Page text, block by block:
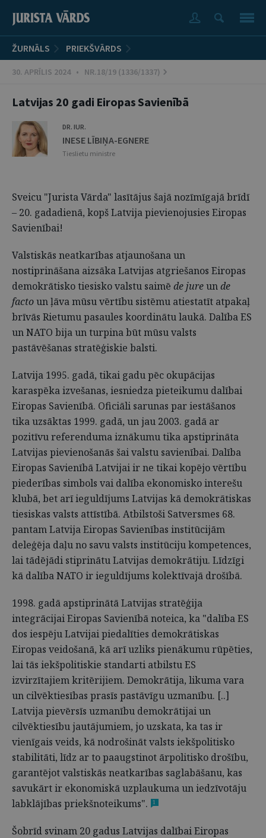
ŽURNĀLS PRIEKŠVĀRDS
30. APRĪLIS 2024 • NR.18/19 (1336/1337)
Latvijas 20 gadi Eiropas Savienībā
DR. IUR.
INESE LĪBIŅA-EGNERE
Tieslietu ministre
Sveicu "Jurista Vārda" lasītājus šajā nozīmīgajā brīdī
– 20. gadadienā, kopš Latvija pievienojusies Eiropas
Savienībai!
Valstiskās neatkarības atjaunošana un
nostiprināšana aizsāka Latvijas atgriešanos Eiropas
demokrātisko tiesisko valstu saimē de jureunde
factoun ļāva mūsu vērtību sistēmu atiestatīt atpakaļ
brīvās Rietumu pasaules koordinātu laukā. Dalība ES
un NATO bija un turpina būt mūsu valsts
pastāvēšanas stratēģiskie balsti.
Latvija 1995. gadā, tikai gadu pēc okupācijas
karaspēka izvešanas, iesniedza pieteikumu dalībai
Eiropas Savienībā. Oficiāli sarunas par iestāšanos
tika uzsāktas 1999. gadā, un jau 2003. gadā ar
pozitīvu referenduma iznākumu tika apstiprināta
Latvijas pievienošanās šai valstu savienībai. Dalība
Eiropas Savienībā Latvijai ir ne tikai kopējo vērtību
piederības simbols vai dalība ekonomisko interešu
klubā, bet arī ieguldījums Latvijas kā demokrātiskas
tiesiskas valsts attīstībā. Atbilstoši Satversmes 68.
pantam Latvija Eiropas Savienības institūcijām
deleģēja daļu no savu valsts institūciju kompetences,
lai tādējādi stiprinātu Latvijas demokrātiju. Līdzīgi
kā dalība NATO ir ieguldījums kolektīvajā drošībā.
1998. gadā apstiprinātā Latvijas stratēģija
integrācijai Eiropas Savienībā noteica, ka "dalība ES
dos iespēju Latvijai piedalīties demokrātiskas
Eiropas veidošanā, kā arī uzliks pienākumu rūpēties,
lai tās iekšpolitiskie standarti atbilstu ES
izvirzītajiem kritērijiem. Demokrātija, likuma vara
un cilvēktiesības prasīs pastāvīgu uzmanību. [..]
Latvija pievērsīs uzmanību demokrātijai un
cilvēktiesību jautājumiem, jo uzskata, ka tas ir
vienīgais veids, kā nodrošināt valsts iekšpolitisko
stabilitāti, līdz ar to paaugstinot ārpolitisko drošību,
garantējot valstiskās neatkarības saglabāšanu, kas
savukārt ir ekonomiskā uzplaukuma un iedzīvotāju
labklājības priekšnoteikums".
1
Šobrīd svinam 20 gadus Latvijas dalībai Eiropas